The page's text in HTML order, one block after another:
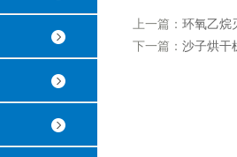
上一篇： 环氧乙烷
下一篇： 沙子烘干